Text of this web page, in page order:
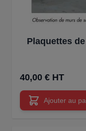
Plaquettes
40,00 € HT
Ajouter au